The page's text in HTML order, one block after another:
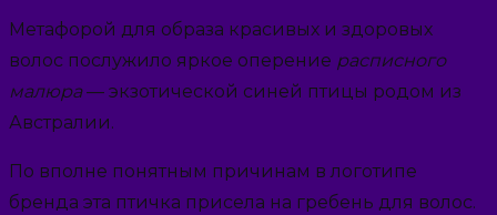
Метафорой для образа красивых и здоровых
волос послужило яркое оперение расписного
малюра— экзотической синей птицы родом из
Австралии.
По вполне понятным причинам в логотипе
бренда эта птичка присела на гребень для волос.